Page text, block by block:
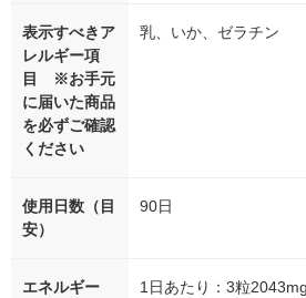
表示すべきア
レルギー項
目 ※お手元
に届いた商品
を必ずご確認
ください
乳、いか、ゼラチン
使用日数（目
安）
90日
エネルギー 1日あたり：3粒